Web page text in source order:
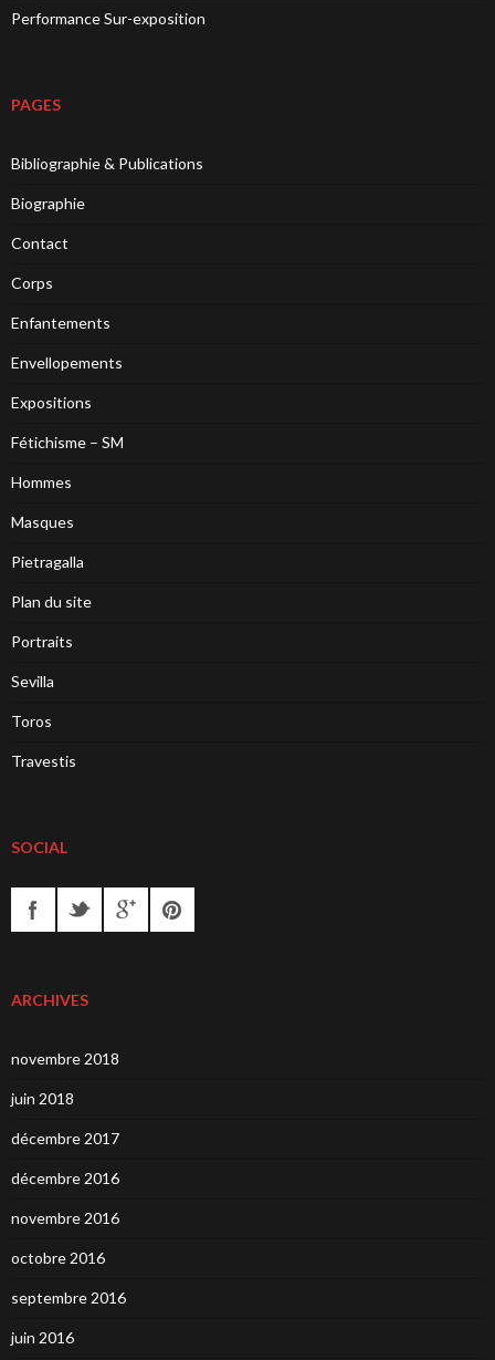
Performance Sur-exposition
PAGES
Bibliographie & Publications
Biographie
Contact
Corps
Enfantements
Envellopements
Expositions
Fétichisme – SM
Hommes
Masques
Pietragalla
Plan du site
Portraits
Sevilla
Toros
Travestis
SOCIAL
ARCHIVES
novembre 2018
juin 2018
décembre 2017
décembre 2016
novembre 2016
octobre 2016
septembre 2016
juin 2016